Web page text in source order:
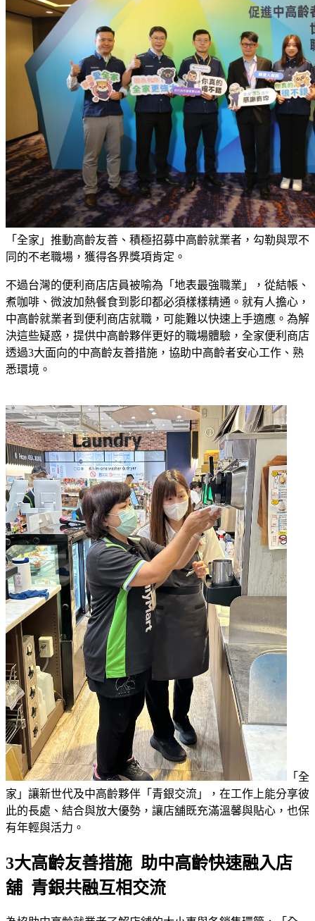
「全家」推動高齡友善、積極招募中高齡就業者，勾勒與眾不
同的不老職場，獲得各界獎項肯定。
不過台灣的便利商店店員被喻為「地表最強職業」，從結帳、
煮咖啡、微波加熱餐食到影印都必須樣樣精通。就有人擔心，
中高齡就業者到便利商店就職，可能難以快速上手適應。為解
決這些疑惑，提供中高齡夥伴更好的職場體驗，全家便利商店
透過3大面向的中高齡友善措施，協助中高齡者安心工作、熟
悉環境。
「全
家」讓新世代及中高齡夥伴「青銀交流」，在工作上能分享彼
此的長處、結合與放大優勢，讓店舖既充滿溫馨與貼心，也保
有年輕與活力。
3大高齡友善措施 助中高齡快速融入店
舖 青銀共融互相交流